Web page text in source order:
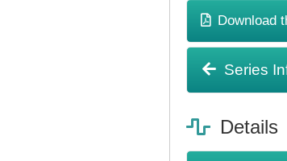
Download
Series
Details